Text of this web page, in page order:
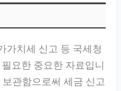
가치세 신고 등 국세청
요한 중요한 자료입니
관함으로써 세금 신고